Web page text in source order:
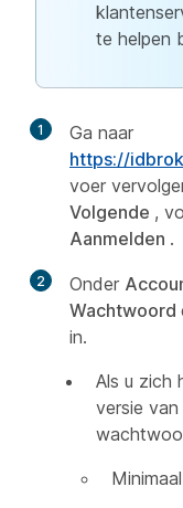
te helpen
1
Ga naar
https://
voer
Volgende ,
Aanmelden .
2 Onder
Wachtwoord
in.
Als u zich
versie